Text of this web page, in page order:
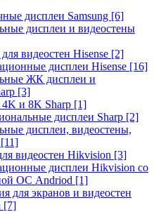
дисплеи Samsung [6]
дисплеи и видеостены
видеостен Hisense [2]
дисплеи Hisense [16]
ЖК дисплеи и
[3]
и 8K Sharp [1]
дисплеи Sharp [2]
дисплеи, видеостены,
[11]
видеостен Hikvision [3]
дисплеи Hikvision со
ОС Andriod [1]
для экранов и видеостен
[7]